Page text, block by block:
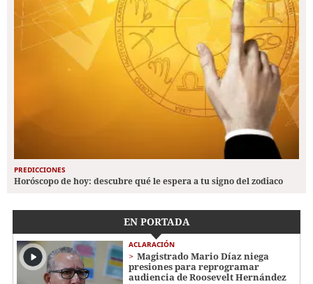
PREDICCIONES
Horóscopo de hoy: descubre qué le espera a tu signo del zodiaco
EN PORTADA
ACLARACIÓN
Magistrado Mario Díaz niega
presiones para reprogramar
audiencia de Roosevelt Hernández